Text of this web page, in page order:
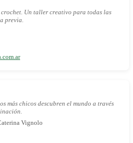
crochet. Un taller creativo para todas las
previa.
más chicos descubren el mundo a través
Vignolo